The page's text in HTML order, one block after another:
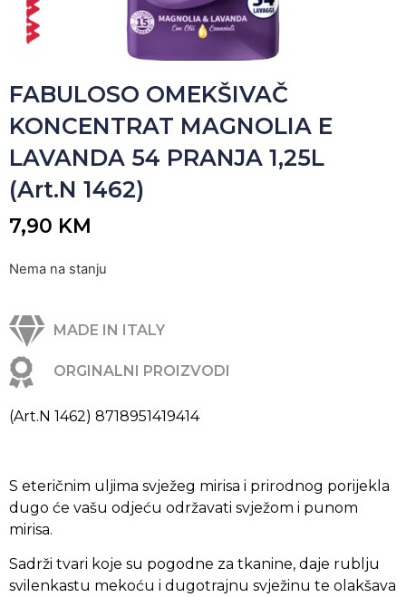
FABULOSO OMEKŠIVAČ
KONCENTRAT MAGNOLIA E
LAVANDA 54 PRANJA 1,25L
(Art.N 1462)
7,90 KM
Nema na stanju
MADE IN ITALY
ORGINALNI PROIZVODI
(Art.N 1462) 8718951419414
S eteričnim uljima svježeg mirisa i prirodnog porijekla
dugo će vašu odjeću održavati svježom i punom
mirisa.
Sadrži tvari koje su pogodne za tkanine, daje rublju
svilenkastu mekoću i dugotrajnu svježinu te olakšava